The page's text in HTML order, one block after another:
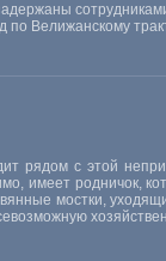
по Велижанскому
рядом с этой
имеет родничок,
мостки,